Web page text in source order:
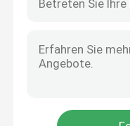
Ultraschallreaktor